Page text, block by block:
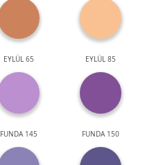
EYLÜL 65 EYLÜL 85
FUNDA 145 FUNDA 150